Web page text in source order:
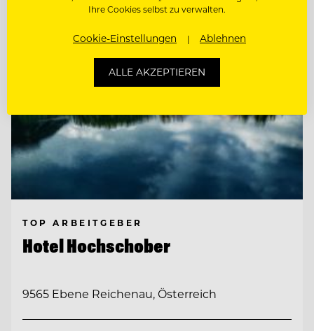
TOP ARBEITGEBER
Hotel Hochschober
9565 Ebene Reichenau, Österreich
Ihre Cookies selbst zu verwalten.
Cookie-Einstellungen Ablehnen
ALLE AKZEPTIEREN